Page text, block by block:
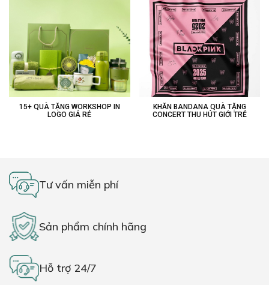
15+ QUÀ TẶNG WORKSHOP IN
LOGO GIÁ RẺ
KHĂN BANDANA QUÀ TẶNG
CONCERT THU HÚT GIỚI TRẺ
Tư vấn miễn phí
Sản phẩm chính hãng
Hỗ trợ 24/7